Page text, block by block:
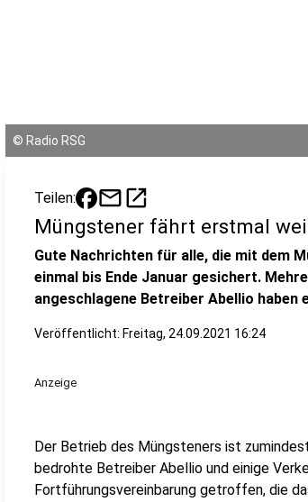
© Radio RSG
Teilen: mailopen_in_new
Müngstener fährt erstmal
Gute Nachrichten für alle, die mit dem
einmal bis Ende Januar gesichert.
angeschlagene Betreiber Abellio
Veröffentlicht: Freitag, 24.09.2021 16:24
Anzeige
Der Betrieb des Müngsteners ist
bedrohte Betreiber Abellio und einige
Fortführungsvereinbarung getroffen, die